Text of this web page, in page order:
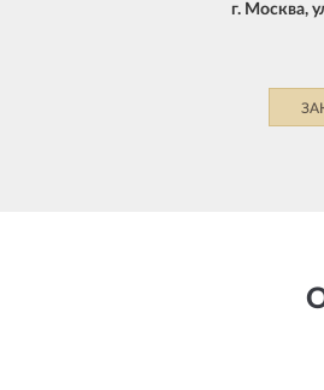
г. Москва,